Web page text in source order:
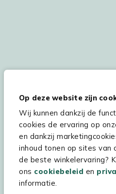
Op deze website zijn
Wij kunnen dankzij de
cookies de ervaring op
en dankzij
inhoud tonen op sites van
de beste winkelervaring?
ons cookiebeleid en
informatie.
Hulp & service
Assortiment
Kees Smit Tuinmeubelen